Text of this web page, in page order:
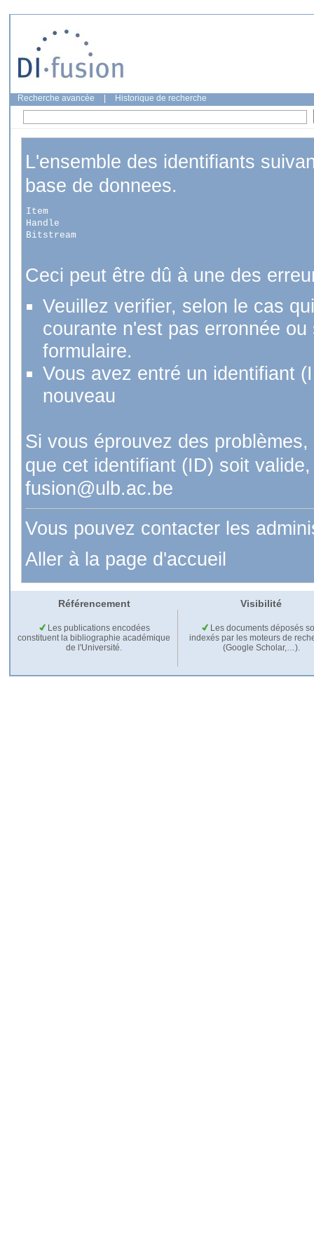
Recherche avancée Historique de recherche
L'ensemble des identifiants
base de donnees.
Item
Handle
Bitstream
Ceci peut être dû à une des
Veuillez verifier, selon le cas
courante n'est pas erronnée
formulaire.
Vous avez entré un identifiant
nouveau
Si vous éprouvez des
que cet identifiant (ID) soit
fusion@ulb.ac.be
Vous pouvez contacter les
Aller à la page d'accueil
Référencement Visibilité
Les publications encodées
constituent la bibliographie académique
de l'Université.
Les documents déposés
indexés par les moteurs de
(Google Scholar,…).